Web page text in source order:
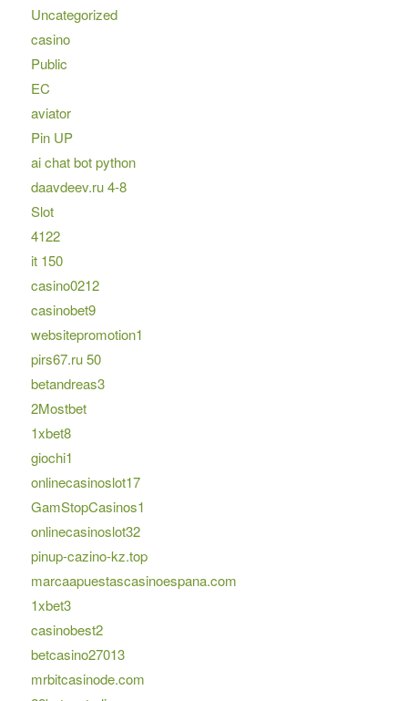
Uncategorized
casino
Public
EC
aviator
Pin UP
ai chat bot python
daavdeev.ru 4-8
Slot
4122
it 150
casino0212
casinobet9
websitepromotion1
pirs67.ru 50
betandreas3
2Mostbet
1xbet8
giochi1
onlinecasinoslot17
GamStopCasinos1
onlinecasinoslot32
pinup-cazino-kz.top
marcaapuestascasinoespana.com
1xbet3
casinobest2
betcasino27013
mrbitcasinode.com